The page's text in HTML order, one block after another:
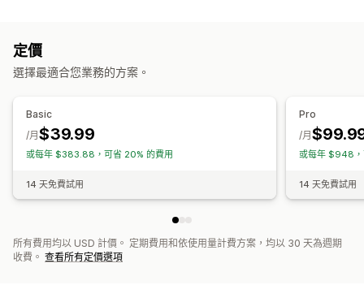
定價
選擇最適合您業務的方案。
Basic
$39.99
/月
或每年 $383.88，可省 20% 的費用
14 天免費試用
Pro
/月
或每年 $948，
14 天免費試用
所有費用均以 USD 計價。 定期費用和依使用量計費方案，均以 30 天為週期
收費。 查看所有定價選項